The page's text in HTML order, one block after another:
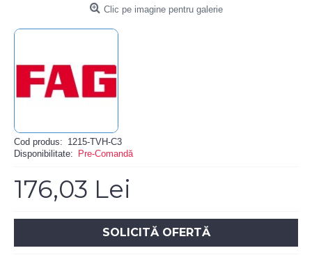
Clic pe imagine pentru galerie
Cod produs: 1215-TVH-C3
Disponibilitate:
Pre-Comandă
176,03 Lei
SOLICITĂ OFERTĂ